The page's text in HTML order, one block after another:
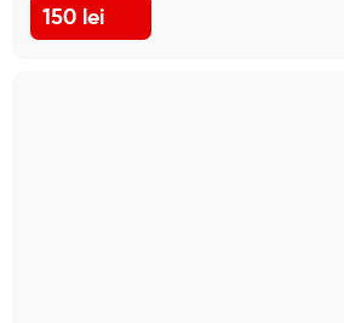
150 lei